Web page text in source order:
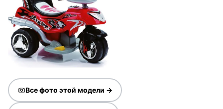
Все фото этой модели →